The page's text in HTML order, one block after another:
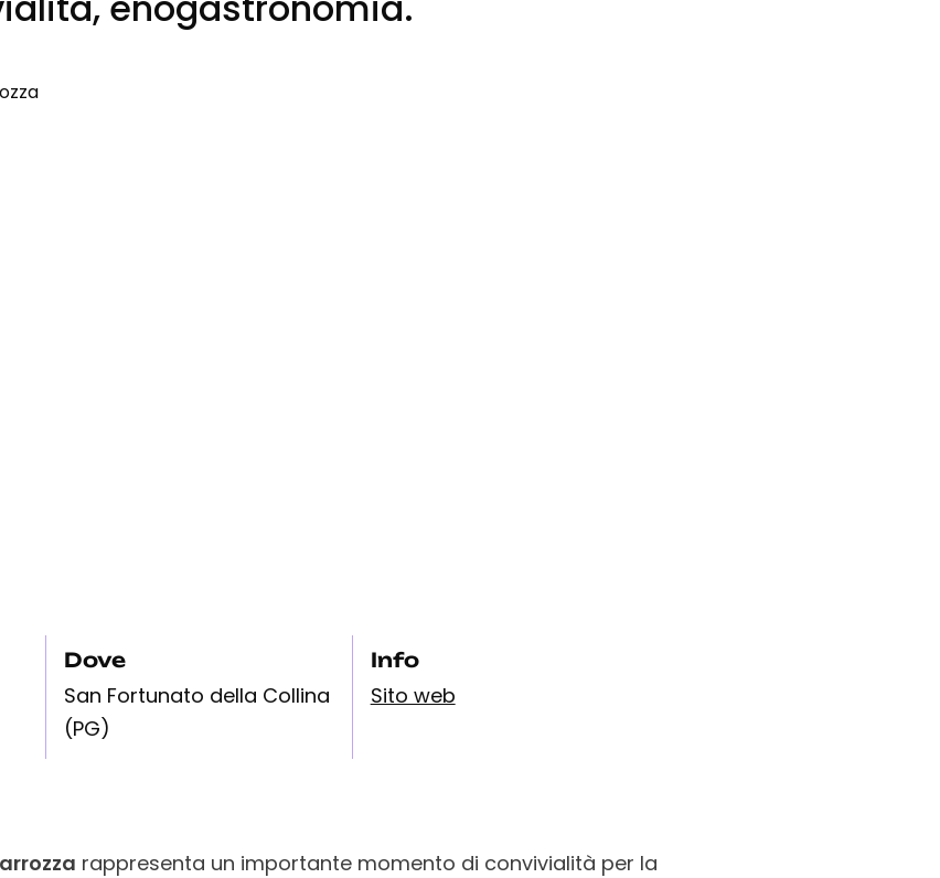
Dove
San Fortunato della Collina
(PG)
Info
Sito web
rappresenta un importante momento di convivialità per la